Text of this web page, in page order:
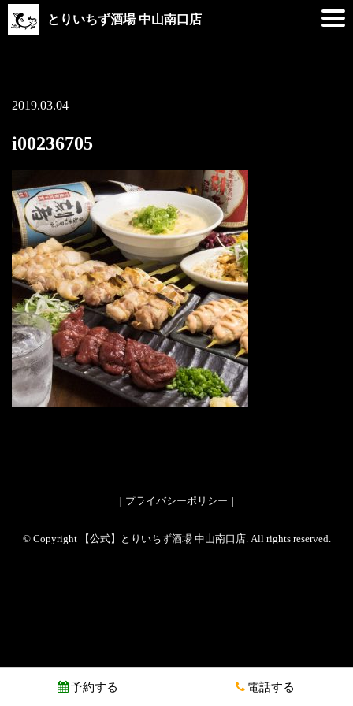
とりいちず酒場 中山南口店
2019.03.04
i00236705
プライバシーポリシー
© Copyright 【公式】とりいちず酒場 中山南口店. All rights reserved.
予約する 電話する